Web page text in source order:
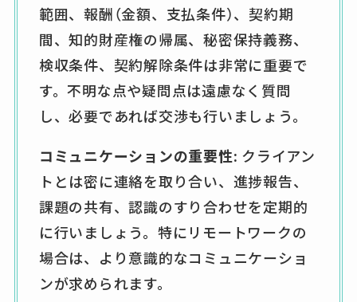
範囲、報酬（金額、支払条件）、契約期
間、知的財産権の帰属、秘密保持義務、
検収条件、契約解除条件は非常に重要で
す。不明な点や疑問点は遠慮なく質問
し、必要であれば交渉も行いましょう。
コミュニケーションの重要性: クライアン
トとは密に連絡を取り合い、進捗報告、
課題の共有、認識のすり合わせを定期的
に行いましょう。特にリモートワークの
場合は、より意識的なコミュニケーショ
ンが求められます。